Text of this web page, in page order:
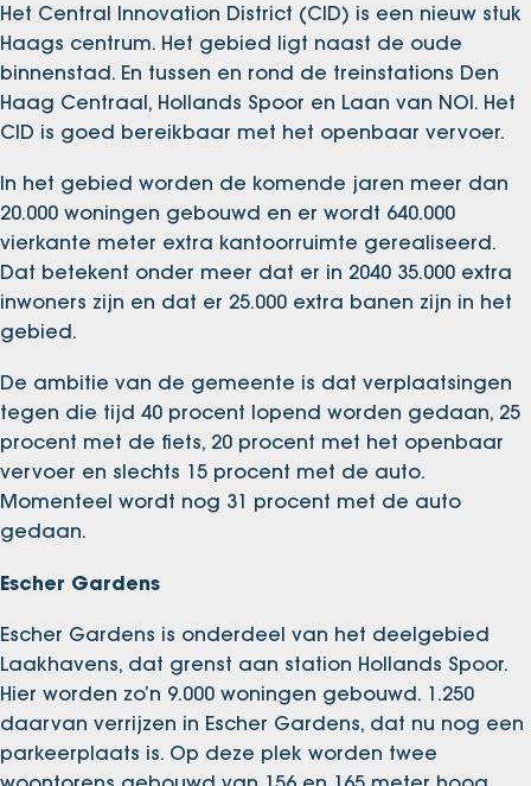
Het Central Innovation District (CID) is een nieuw stuk
Haags centrum. Het gebied ligt naast de oude
binnenstad. En tussen en rond de treinstations Den
Haag Centraal, Hollands Spoor en Laan van NOI. Het
CID is goed bereikbaar met het openbaar vervoer.
In het gebied worden de komende jaren meer dan
20.000 woningen gebouwd en er wordt 640.000
vierkante meter extra kantoorruimte gerealiseerd.
Dat betekent onder meer dat er in 2040 35.000 extra
inwoners zijn en dat er 25.000 extra banen zijn in het
gebied.
De ambitie van de gemeente is dat verplaatsingen
tegen die tijd 40 procent lopend worden gedaan, 25
procent met de fiets, 20 procent met het openbaar
vervoer en slechts 15 procent met de auto.
Momenteel wordt nog 31 procent met de auto
gedaan.
Escher Gardens
Escher Gardens is onderdeel van het deelgebied
Laakhavens, dat grenst aan station Hollands Spoor.
Hier worden zo’n 9.000 woningen gebouwd. 1.250
daarvan verrijzen in Escher Gardens, dat nu nog een
parkeerplaats is. Op deze plek worden twee